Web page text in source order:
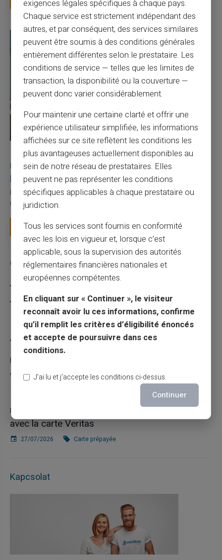
27/07/2026 Veritas Carte prépayée
Utilisation responsable du paiement mobile avec
la carte Veritas
Le paiement mobile s'est imposé dans les habitudes quotidiennes,
mais il appelle des réflexes pour é...
Lire la suite
Catégories
Escroquerie
Articles récents
Une carte bancaire gratuite sans compte, ça
existe ?
Utilisation responsable du paiement mobile
avec la carte Veritas
27/07/2026 Carte prépayée
Kapcsolat
exigences légales spécifiques à chaque pays.
Chaque service est strictement indépendant des
autres, et par conséquent, des services similaires
peuvent être soumis à des conditions générales
entièrement différentes selon le prestataire. Les
conditions de service — telles que les limites de
transaction, la disponibilité ou la couverture —
peuvent donc varier considérablement.
Pour maintenir une certaine clarté et offrir une
expérience utilisateur simplifiée, les informations
affichées sur ce site reflètent les conditions les
plus avantageuses actuellement disponibles au
sein de notre réseau de prestataires. Elles
peuvent ne pas représenter les conditions
spécifiques applicables à chaque prestataire ou
juridiction.
Tous les services sont fournis en conformité
avec les lois en vigueur et, lorsque c’est
applicable, sous la supervision des autorités
réglementaires financières nationales et
européennes compétentes.
En cliquant sur « Continuer », le visiteur
reconnaît avoir lu ces informations, confirme
qu’il remplit les critères d’éligibilité énoncés
et accepte de poursuivre dans ces
conditions.
J’ai lu et j’accepte les conditions ci-dessus.
Continuer